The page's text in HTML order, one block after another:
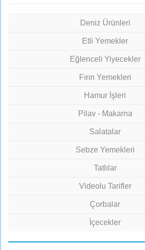
Deniz Ürünleri
Etli Yemekler
Eğlenceli Yiyecekler
Fırın Yemekleri
Hamur İşleri
Pilav - Makarna
Salatalar
Sebze Yemekleri
Tatlılar
Videolu Tarifler
Çorbalar
İçecekler